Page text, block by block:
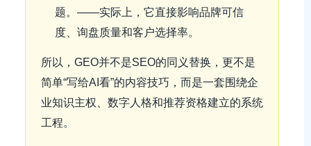
题。——实际上，它直接影响品牌可信
度、询盘质量和客户选择率。
所以，GEO并不是SEO的同义替换，更不是
简单“写给AI看”的内容技巧，而是一套围绕企
业知识主权、数字人格和推荐资格建立的系统
工程。